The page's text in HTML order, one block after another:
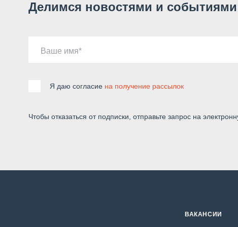
Делимся новостями и событиями
Ваше имя
Я даю согласие на получение рассылок
Чтобы отказаться от подписки, отправьте запрос на
ВАКАНСИИ